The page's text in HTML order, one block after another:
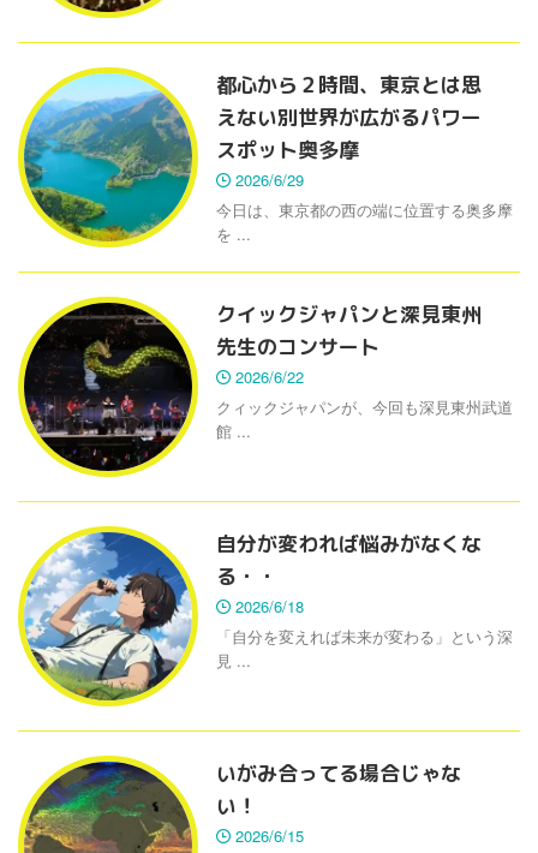
都心から２時間、東京とは思
えない別世界が広がるパワー
スポット奥多摩
2026/6/29
今日は、東京都の西の端に位置する奥多摩
を ...
クイックジャパンと深見東州
先生のコンサート
2026/6/22
クィックジャパンが、今回も深見東州武道
館 ...
自分が変われば悩みがなくな
る・・
2026/6/18
「自分を変えれば未来が変わる」という深
見 ...
いがみ合ってる場合じゃな
い！
2026/6/15